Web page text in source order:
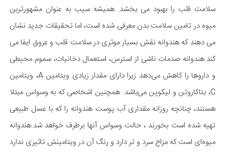
سلامت قلب را بهبود می بخشد. همیشه سیب به عنوان مشهورترین
میوه در تامین سلامت بدن معرفی شده است، اما تحقیقات جدید نشان
می دهند که هندوانه نقش بسیار موثری در سلامت قلب و عروق ایفا می
کند.هندوانه صدمات ناشی از استرس، استعمال دخانیات، سموم محیطی
و داروها را کاهش می‌دهد زیرا دارای مقدار زیادی ویتامین A، ویتامین
C، بتاکاروتن و لیکوپن می‌باشد. همچنین اشخاصی که به وسواس مبتلا
هستند، چنانچه روزانه مقداری آب پوست هندوانه را که با عسل طبیعی
تهیه شده است بخورند ،‌ حالت وسواس آنها برطرف خواهد شد.هندوانه
میوه‌ای است که مزاج سرد و تر دارد و رنگ آن در ویتامینش تاثیری ندارد